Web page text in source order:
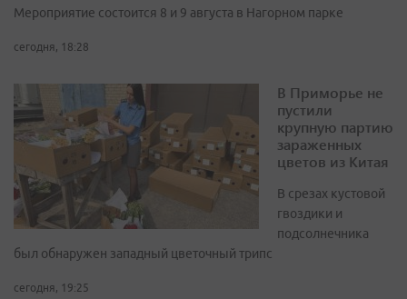
Мероприятие состоится 8 и 9 августа в Нагорном парке
сегодня, 18:28
В Приморье не
пустили
крупную партию
зараженных
цветов из Китая
В срезах кустовой
гвоздики и
подсолнечника
был обнаружен западный цветочный трипс
сегодня, 19:25